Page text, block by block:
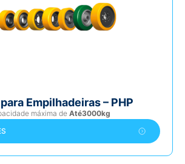
Empilhadeiras – PHP
máxima de Até3000kg